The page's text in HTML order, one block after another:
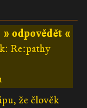
» odpovědět «
Re:pathy
že člověk